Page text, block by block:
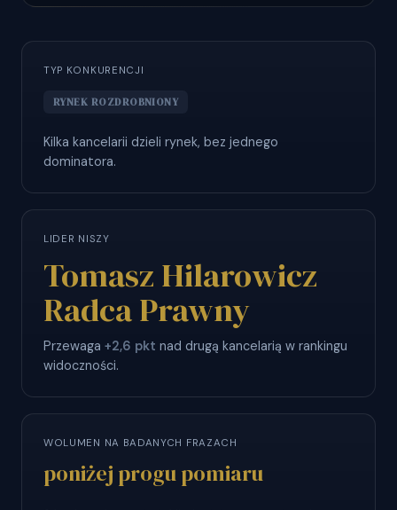
TYP KONKURENCJI
RYNEK ROZDROBNIONY
Kilka kancelarii dzieli rynek, bez jednego
dominatora.
LIDER NISZY
Tomasz Hilarowicz
️Radca Prawny
Przewaga +2,6 pkt nad drugą kancelarią w rankingu
widoczności.
WOLUMEN NA BADANYCH FRAZACH
poniżej progu pomiaru